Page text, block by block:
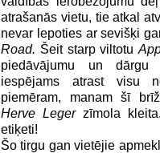
atrašanās vietu, tie atkal
nevar lepoties ar sevišķi
Road. Šeit starp viltotu
piedāvājumu un dārgu
iespējams atrast visu
piemēram, manam šī
Herve Legerzīmola
etiķeti!
Šo tirgu gan vietējie